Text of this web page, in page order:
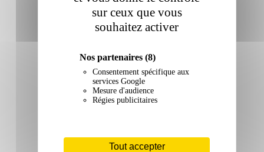
sur ceux que vous
souhaitez activer
Nos partenaires (8)
Consentement spécifique aux
services Google
Mesure d'audience
Régies publicitaires
Tout accepter